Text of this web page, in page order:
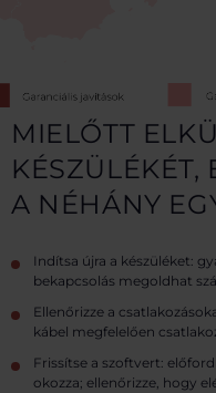
MIELŐTT
KÉSZÜLÉKÉT,
A NÉHÁNY
Indítsa újra a készüléket:
bekapcsolás megoldhat
Ellenőrizze a
kábel megfelelően
Frissítse a szoftvert:
okozza; ellenőrizze, hogy